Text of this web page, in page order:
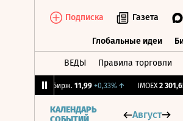
Подписка Газета
Глобальные идеи
ВЕДЫ Правила торговли
CNY Бирж. 11,99 +0,33%↑ IMOEX 2 301,65
КАЛЕНДАРЬ
Август